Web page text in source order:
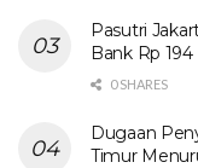
Pasutri
Bank Rp 194
0 SHARES
Dugaan
Timur